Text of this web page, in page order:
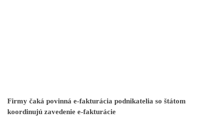
Firmy čaká povinná e-fakturácia podnikatelia so štátom
koordinujú zavedenie e-fakturácie